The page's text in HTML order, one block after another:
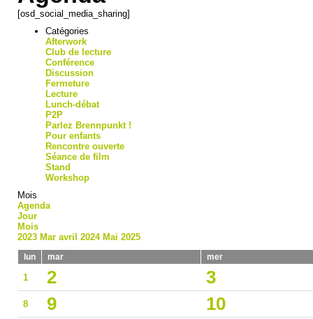
[osd_social_media_sharing]
Catégories
Afterwork
Club de lecture
Conférence
Discussion
Fermeture
Lecture
Lunch-débat
P2P
Parlez Brennpunkt !
Pour enfants
Rencontre ouverte
Séance de film
Stand
Workshop
Mois
Agenda
Jour
Mois
2023 Mar avril 2024 Mai 2025
lun mar mer
1 2 3
8 9 10